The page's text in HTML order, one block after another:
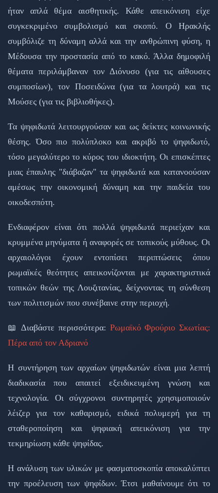
ήταν απλά θέμα αισθητικής. Κάθε απεικόνιση είχε
συγκεκριμένο συμβολισμό και σκοπό. Ο Ηρακλής
συμβόλιζε τη δύναμη αλλά και την ανθρώπινη φύση, η
Μέδουσα την προστασία από το κακό. Άλλα δημοφιλή
θέματα περιλάμβαναν τον Διόνυσο (για τις αίθουσες
συμποσίων), τον Ποσειδώνα (για τα λουτρά) και τις
Μούσες (για τις βιβλιοθήκες).
Τα ψηφιδωτά λειτουργούσαν και ως δείκτες κοινωνικής
θέσης. Όσο πιο πολύπλοκο και ακριβό το ψηφιδωτό,
τόσο μεγαλύτερο το κύρος του ιδιοκτήτη. Οι επισκέπτες
μιας έπαυλης "διάβαζαν" τα ψηφιδωτά και κατανοούσαν
αμέσως την οικονομική δύναμη και την παιδεία του
οικοδεσπότη.
Ενδιαφέρον είναι ότι πολλά ψηφιδωτά περιείχαν και
κρυμμένα μηνύματα ή αναφορές σε τοπικούς μύθους. Οι
αρχαιολόγοι έχουν εντοπίσει περιπτώσεις όπου
ρωμαϊκές θεότητες απεικονίζονται με χαρακτηριστικά
τοπικών θεών της Λουζιτανίας, δείχνοντας τη σύνθεση
των πολιτισμών που συνέβαινε στην περιοχή.
📖 Διαβάστε περισσότερα: Ρωμαϊκό Φρούριο Σκωτίας:
Πέρα από τον Αδριανό
Η συντήρηση των αρχαίων ψηφιδωτών είναι μια λεπτή
διαδικασία που απαιτεί εξειδικευμένη γνώση και
τεχνολογία. Οι σύγχρονοι συντηρητές χρησιμοποιούν
λέιζερ για τον καθαρισμό, ειδικά πολυμερή για τη
σταθεροποίηση και ψηφιακή απεικόνιση για την
τεκμηρίωση κάθε ψηφίδας.
Η ανάλυση των υλικών με φασματοσκοπία αποκαλύπτει
την προέλευση των ψηφίδων. Έτσι μαθαίνουμε ότι το